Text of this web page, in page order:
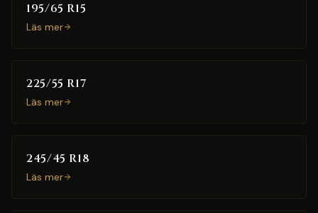
195/65 R15
Läs mer
225/55 R17
Läs mer
245/45 R18
Läs mer